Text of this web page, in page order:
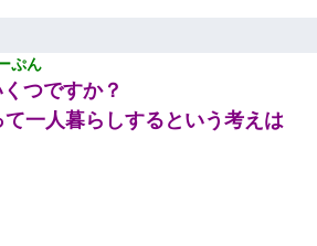
ぷん
つですか？
一人暮らしするという考えは